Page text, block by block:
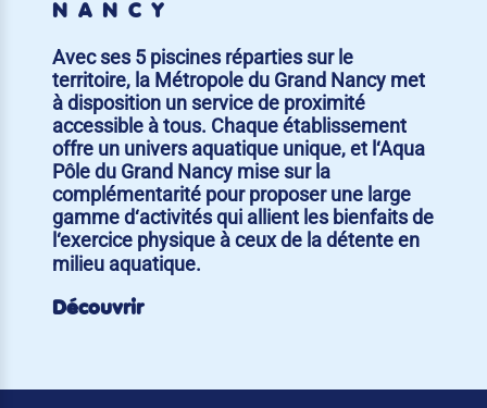
NANCY
Avec ses 5 piscines réparties sur le
territoire, la Métropole du Grand Nancy met
à disposition un service de proximité
accessible à tous. Chaque établissement
offre un univers aquatique unique, et l‘Aqua
Pôle du Grand Nancy mise sur la
complémentarité pour proposer une large
gamme d‘activités qui allient les bienfaits de
l‘exercice physique à ceux de la détente en
milieu aquatique.
Découvrir